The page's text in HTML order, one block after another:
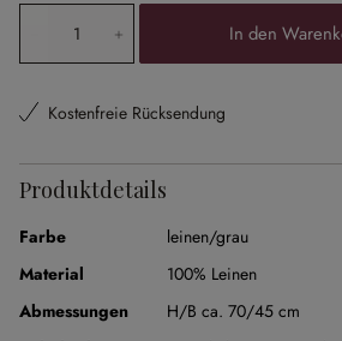
Produkt Anzahl: Gib den
In den
Kostenfreie Rücksendung
Produktdetails
Farbe
leinen/grau
Material
100% Leinen
Abmessungen
H/B ca. 70/45 cm